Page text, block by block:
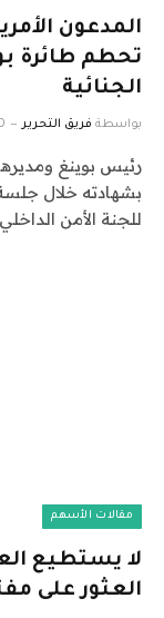
المدعون
تحطم طائرة
الجنائية
بواسطة فريق التحرير 30
رئيس بوينغ
بشهادته خلال
للجنة الأمن
مقالات الأسهم
لا يستطيع
العثور على